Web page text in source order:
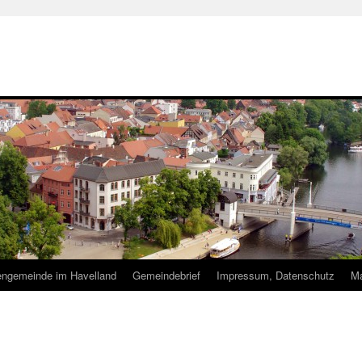
im Havelland Gemeindebrief Impressum, Datenschutz